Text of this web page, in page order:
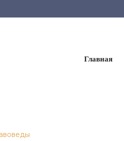
Главная